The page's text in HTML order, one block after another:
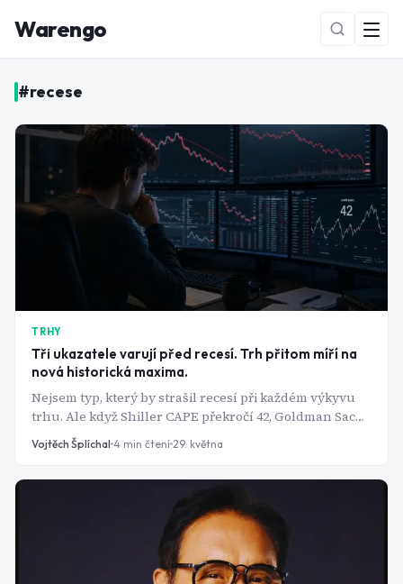
Warengo
#recese
TRHY
Tři ukazatele varují před recesí. Trh přitom míří na
nová historická maxima.
Nejsem typ, který by strašil recesí při každém výkyvu
trhu. Ale když Shiller CAPE překročí 42, Goldman Sachs
zvedne pravděpodobnost recese na 30 % a výnosová
křivka se normalizuje po dvou letech inverze -
znamená pro moje portfolio.
Vojtěch Šplíchal 4 min čtení 29. května